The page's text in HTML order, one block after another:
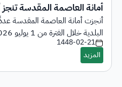
أمانة العاصمة المقدسة
أنجزت أمانة العاصمة المقدسة
البلدية خلال الفترة من 1 يوليو 2026م حتى 30 يو...
1448-02-21